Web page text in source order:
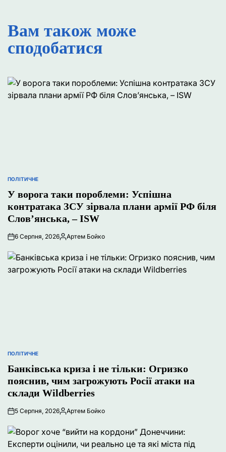
Вам також може
сподобатися
ОПУБЛІКУВАТИ
ПОЛІТИЧНЕ
У ворога таки пороблеми: Успішна
контратака ЗСУ зірвала плани армії РФ біля
Слов’янська, – ISW
6 Серпня, 2026Опубліковано
Артем Бойко
ОПУБЛІКУВАТИ
ПОЛІТИЧНЕ
Банківська криза і не тільки: Огризко
пояснив, чим загрожують Росії атаки на
склади Wildberries
5 Серпня, 2026Опубліковано
Артем Бойко